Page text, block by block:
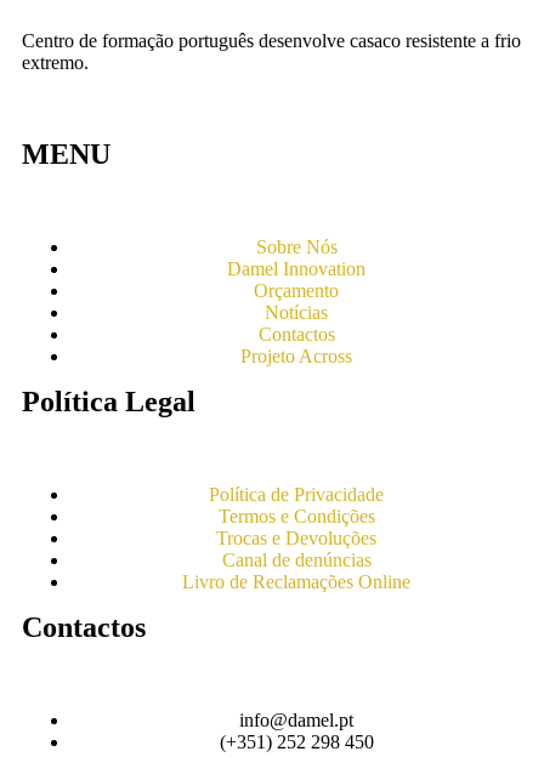
Centro de formação português desenvolve casaco resistente a frio
extremo.
MENU
Sobre Nós
Damel Innovation
Orçamento
Notícias
Contactos
Projeto Across
Política Legal
Política de Privacidade
Termos e Condições
Trocas e Devoluções
Canal de denúncias
Livro de Reclamações Online
Contactos
info@damel.pt
(+351) 252 298 450